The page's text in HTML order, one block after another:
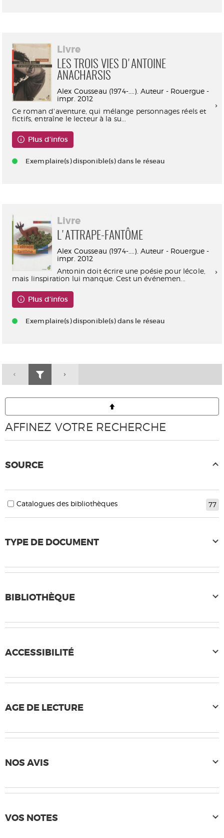
Livre
LES TROIS VIES D'ANTOINE
ANACHARSIS
Alex Cousseau (1974-....). Auteur - Rouergue -
impr. 2012
Ce roman d'aventure, qui mélange personnages réels et
fictifs, entraîne le lecteur à la su...
Plus d'infos
Exemplaire(s) disponible(s) dans le réseau
Livre
L'ATTRAPE-FANTÔME
Alex Cousseau (1974-....). Auteur - Rouergue -
impr. 2012
Antonin doit écrire une poésie pour lécole,
mais linspiration lui manque. Cest un événemen...
Plus d'infos
Exemplaire(s) disponible(s) dans le réseau
AFFINEZ VOTRE RECHERCHE
SOURCE
77
Catalogues des bibliothèques
TYPE DE DOCUMENT
BIBLIOTHÈQUE
ACCESSIBILITÉ
AGE DE LECTURE
NOS AVIS
VOS NOTES